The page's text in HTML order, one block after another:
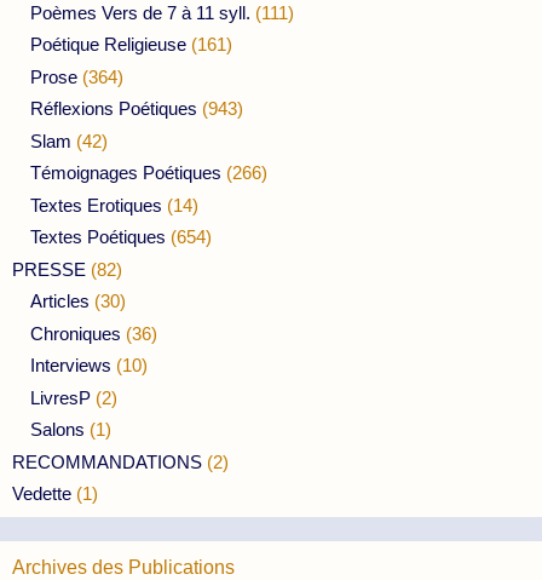
Poèmes Vers de 7 à 11 syll. (111)
Poétique Religieuse (161)
Prose (364)
Réflexions Poétiques (943)
Slam (42)
Témoignages Poétiques (266)
Textes Erotiques (14)
Textes Poétiques (654)
PRESSE (82)
Articles (30)
Chroniques (36)
Interviews (10)
LivresP (2)
Salons (1)
RECOMMANDATIONS (2)
Vedette (1)
Archives des Publications